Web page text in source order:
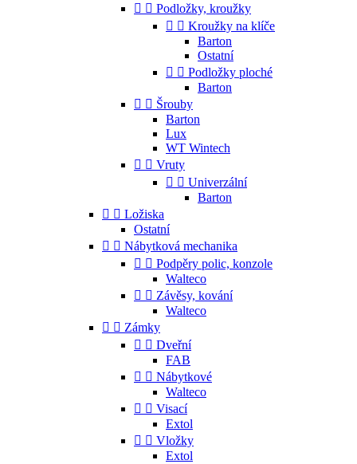
  Podložky, kroužky
  Kroužky na klíče
Barton
Ostatní
  Podložky ploché
Barton
  Šrouby
Barton
Lux
WT Wintech
  Vruty
  Univerzální
Barton
  Ložiska
Ostatní
  Nábytková mechanika
  Podpěry polic, konzole
Walteco
  Závěsy, kování
Walteco
  Zámky
  Dveřní
FAB
  Nábytkové
Walteco
  Visací
Extol
  Vložky
Extol